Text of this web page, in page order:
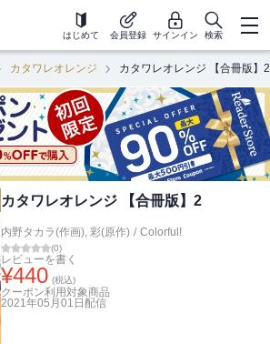
はじめて 会員登録 サインイン 検索
カタワレオレンジ カタワレオレンジ 【合冊版】2
カタワレオレンジ 【合冊版】2
内野タカラ(作画), 彩(原作) / Colorful!
(0)
レビューを書く
¥440 (税込)
クーポン利用対象商品
2021年05月01日 配信